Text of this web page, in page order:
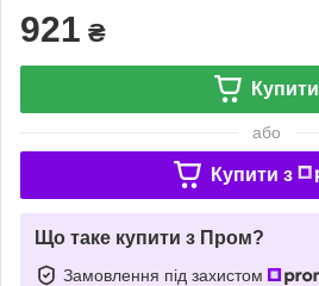
921 ₴
Купити
або
Купити з
Що таке купити з Пром?
Замовлення під захистом